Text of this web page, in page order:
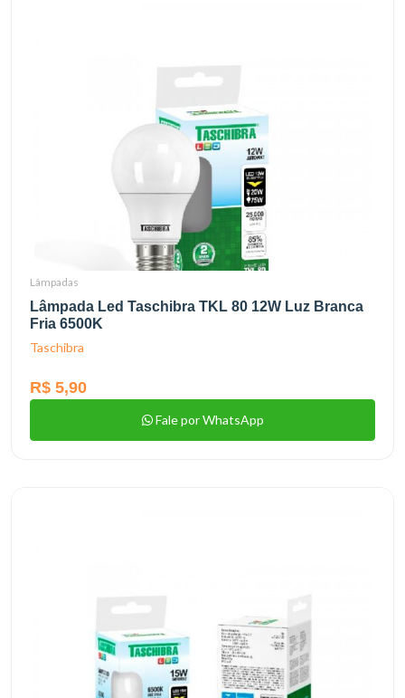
Lâmpadas
Lâmpada Led Taschibra TKL 80 12W Luz Branca
Fria 6500K
Taschibra
R$ 5,90
Fale por WhatsApp